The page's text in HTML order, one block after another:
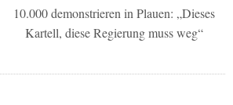
10.000 demonstrieren in Plauen: „Dieses
Kartell, diese Regierung muss weg“